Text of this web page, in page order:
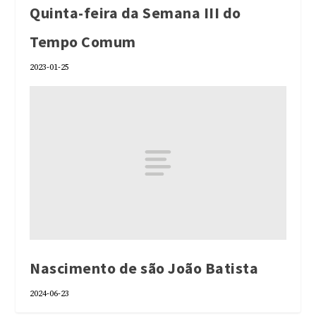
Quinta-feira da Semana III do
Tempo Comum
2023-01-25
Nascimento de são João Batista
2024-06-23